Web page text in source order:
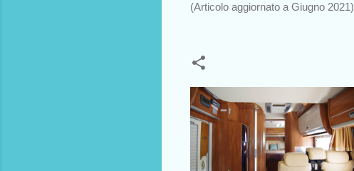
(Articolo aggiornato a Giugno 2021)